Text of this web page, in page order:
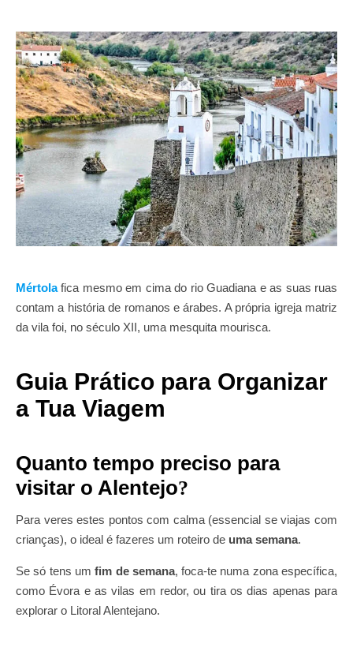
Mértolafica mesmo em cima do rio Guadiana e as suas ruas
contam a história de romanos e árabes. A própria igreja matriz
da vila foi, no século XII, uma mesquita mourisca.
Guia Prático para Organizar
a Tua Viagem
Quanto tempo preciso para
visitar o Alentejo?
Para veres estes pontos com calma (essencial se viajas com
crianças), o ideal é fazeres um roteiro de uma semana.
Se só tens umfim de semana, foca-te numa zona específica,
como Évora e as vilas em redor, ou tira os dias apenas para
explorar o Litoral Alentejano.